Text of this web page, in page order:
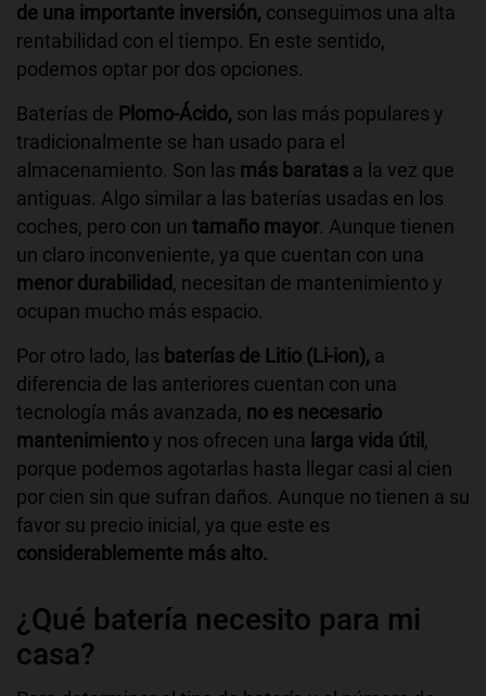
de una importante inversión, conseguimos una alta
rentabilidad con el tiempo. En este sentido,
podemos optar por dos opciones.
Baterías de Plomo-Ácido, son las más populares y
tradicionalmente se han usado para el
almacenamiento. Son las más baratas a la vez que
antiguas. Algo similar a las baterías usadas en los
coches, pero con un tamaño mayor. Aunque tienen
un claro inconveniente, ya que cuentan con una
menor durabilidad, necesitan de mantenimiento y
ocupan mucho más espacio.
Por otro lado, las baterías de Litio (Li-ion), a
diferencia de las anteriores cuentan con una
tecnología más avanzada, no es necesario
mantenimientoy nos ofrecen una larga vida útil ,
porque podemos agotarlas hasta llegar casi al cien
por cien sin que sufran daños. Aunque no tienen a su
favor su precio inicial, ya que este es
considerablemente más alto.
¿Qué batería necesito para mi
casa?